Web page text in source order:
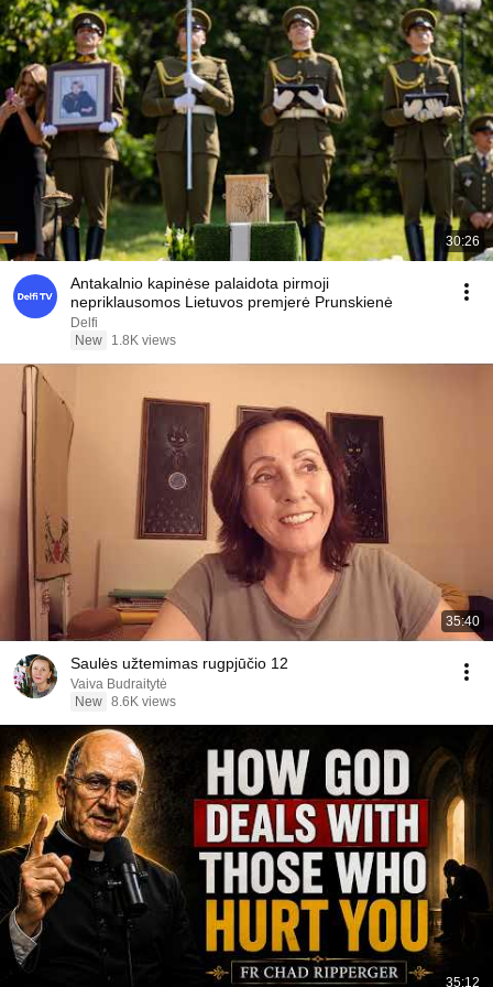
30:26
Antakalnio kapinėse palaidota pirmoji
nepriklausomos Lietuvos premjerė Prunskienė
Delfi
New
1.8K views
35:40
Saulės užtemimas rugpjūčio 12
Vaiva Budraitytė
New 8.6K views
35:12